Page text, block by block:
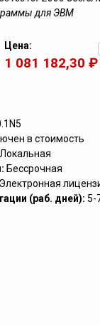
для ЭВМ
Цена:
1 081 182,30 ₽
в стоимость
Локальная
Бессрочная
Электронная
(раб. дней): 5-